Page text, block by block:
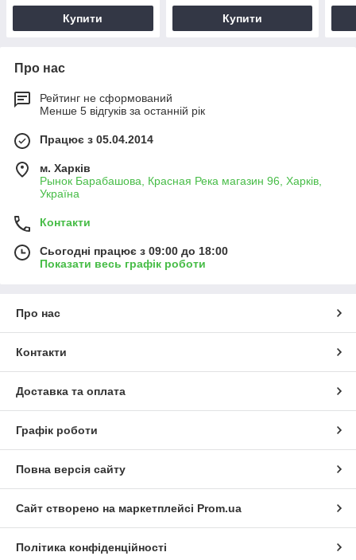
Купити Купити
Про нас
Рейтинг не сформований
Менше 5 відгуків за останній рік
Працює з 05.04.2014
м. Харків
Рынок Барабашова, Красная Река магазин 96, Харків,
Україна
Контакти
Сьогодні працює з 09:00 до 18:00
Показати весь графік роботи
Про нас
Контакти
Доставка та оплата
Графік роботи
Повна версія сайту
Сайт створено на маркетплейсі Prom.ua
Політика конфіденційності